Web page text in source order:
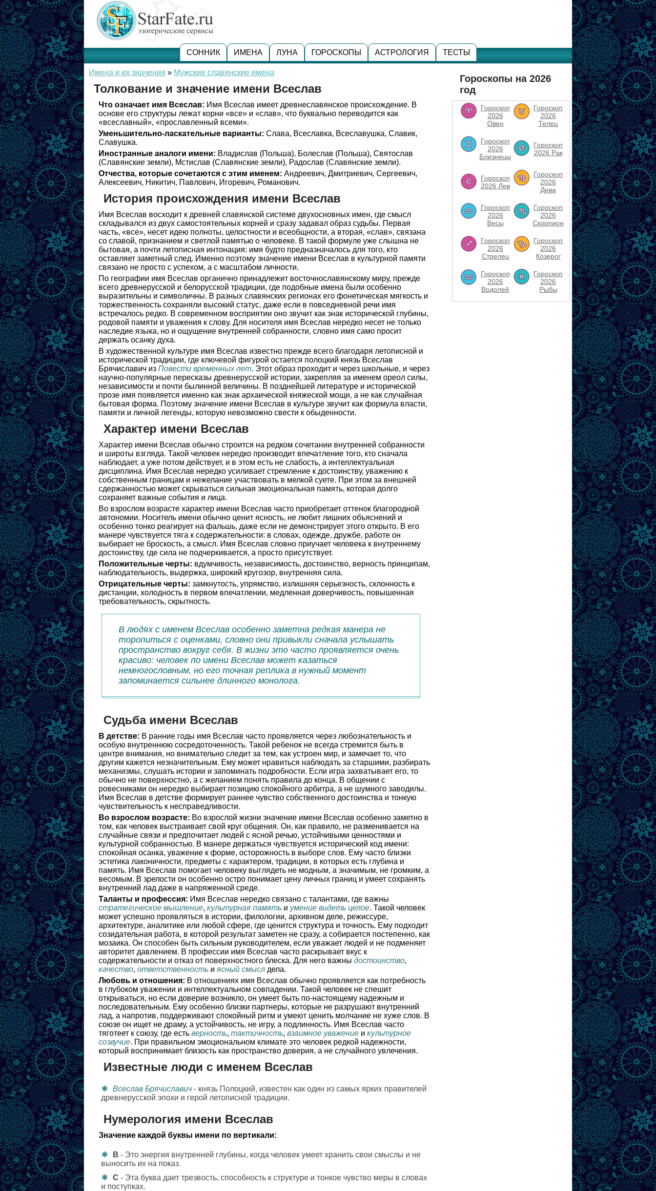
СОННИК ИМЕНА ЛУНА ГОРОСКОПЫ АСТРОЛОГИЯ ТЕСТЫ
Имена и их значения » Мужские славянские имена
Толкование и значение имени Всеслав
Что означает имя Всеслав: Имя Всеслав имеет древнеславянское происхождение. В
основе его структуры лежат корни «все» и «слав», что буквально переводится как
«всеславный», «прославленный всеми».
Уменьшительно-ласкательные варианты: Слава, Всеславка, Всеславушка, Славик,
Славушка.
Иностранные аналоги имени: Владислав (Польша), Болеслав (Польша), Святослав
(Славянские земли), Мстислав (Славянские земли), Радослав (Славянские земли).
Отчества, которые сочетаются с этим именем: Андреевич, Дмитриевич, Сергеевич,
Алексеевич, Никитич, Павлович, Игоревич, Романович.
История происхождения имени Всеслав
Имя Всеслав восходит к древней славянской системе двухосновных имен, где смысл
складывался из двух самостоятельных корней и сразу задавал образ судьбы. Первая
часть, «все», несет идею полноты, целостности и всеобщности, а вторая, «слав», связана
со славой, признанием и светлой памятью о человеке. В такой формуле уже слышна не
бытовая, а почти летописная интонация: имя будто предназначалось для того, кто
оставляет заметный след. Именно поэтому значение имени Всеслав в культурной памяти
связано не просто с успехом, а с масштабом личности.
По географии имя Всеслав органично принадлежит восточнославянскому миру, прежде
всего древнерусской и белорусской традиции, где подобные имена были особенно
выразительны и символичны. В разных славянских регионах его фонетическая мягкость и
торжественность сохраняли высокий статус, даже если в повседневной речи имя
встречалось редко. В современном восприятии оно звучит как знак исторической глубины,
родовой памяти и уважения к слову. Для носителя имя Всеслав нередко несет не только
наследие языка, но и ощущение внутренней собранности, словно имя само просит
держать осанку духа.
В художественной культуре имя Всеслав известно прежде всего благодаря летописной и
исторической традиции, где ключевой фигурой остается полоцкий князь Всеслав
Брячиславич из Повести временных лет. Этот образ проходит и через школьные, и через
научно-популярные пересказы древнерусской истории, закрепляя за именем ореол силы,
независимости и почти былинной величины. В позднейшей литературе и исторической
прозе имя появляется именно как знак архаической княжеской мощи, а не как случайная
бытовая форма. Поэтому значение имени Всеслав в культуре звучит как формула власти,
памяти и личной легенды, которую невозможно свести к обыденности.
Характер имени Всеслав
Характер имени Всеслав обычно строится на редком сочетании внутренней собранности
и широты взгляда. Такой человек нередко производит впечатление того, кто сначала
наблюдает, а уже потом действует, и в этом есть не слабость, а интеллектуальная
дисциплина. Имя Всеслав нередко усиливает стремление к достоинству, уважению к
собственным границам и нежелание участвовать в мелкой суете. При этом за внешней
сдержанностью может скрываться сильная эмоциональная память, которая долго
сохраняет важные события и лица.
Во взрослом возрасте характер имени Всеслав часто приобретает оттенок благородной
автономии. Носитель имени обычно ценит ясность, не любит лишних объяснений и
особенно тонко реагирует на фальшь, даже если не демонстрирует этого открыто. В его
манере чувствуется тяга к содержательности: в словах, одежде, дружбе, работе он
выбирает не броскость, а смысл. Имя Всеслав словно приучает человека к внутреннему
достоинству, где сила не подчеркивается, а просто присутствует.
Положительные черты: вдумчивость, независимость, достоинство, верность принципам,
наблюдательность, выдержка, широкий кругозор, внутренняя сила.
Отрицательные черты: замкнутость, упрямство, излишняя серьезность, склонность к
дистанции, холодность в первом впечатлении, медленная доверчивость, повышенная
требовательность, скрытность.
В людях с именем Всеслав особенно заметна редкая манера не
торопиться с оценками, словно они привыкли сначала услышать
пространство вокруг себя. В жизни это часто проявляется очень
красиво: человек по имени Всеслав может казаться
немногословным, но его точная реплика в нужный момент
запоминается сильнее длинного монолога.
Судьба имени Всеслав
В детстве: В ранние годы имя Всеслав часто проявляется через любознательность и
особую внутреннюю сосредоточенность. Такой ребенок не всегда стремится быть в
центре внимания, но внимательно следит за тем, как устроен мир, и замечает то, что
другим кажется незначительным. Ему может нравиться наблюдать за старшими, разбирать
механизмы, слушать истории и запоминать подробности. Если игра захватывает его, то
обычно не поверхностно, а с желанием понять правила до конца. В общении с
ровесниками он нередко выбирает позицию спокойного арбитра, а не шумного заводилы.
Имя Всеслав в детстве формирует раннее чувство собственного достоинства и тонкую
чувствительность к несправедливости.
Во взрослом возрасте: Во взрослой жизни значение имени Всеслав особенно заметно в
том, как человек выстраивает свой круг общения. Он, как правило, не разменивается на
случайные связи и предпочитает людей с ясной речью, устойчивыми ценностями и
культурной собранностью. В манере держаться чувствуется исторический код имени:
спокойная осанка, уважение к форме, осторожность в выборе слов. Ему часто близки
эстетика лаконичности, предметы с характером, традиции, в которых есть глубина и
память. Имя Всеслав помогает человеку выглядеть не модным, а значимым, не громким, а
весомым. В зрелости он особенно остро понимает цену личных границ и умеет сохранять
внутренний лад даже в напряженной среде.
Таланты и профессия: Имя Всеслав нередко связано с талантами, где важны
стратегическое мышление, культурная память и умение видеть целое. Такой человек
может успешно проявляться в истории, филологии, архивном деле, режиссуре,
архитектуре, аналитике или любой сфере, где ценится структура и точность. Ему подходит
созидательная работа, в которой результат заметен не сразу, а собирается постепенно, как
мозаика. Он способен быть сильным руководителем, если уважает людей и не подменяет
авторитет давлением. В профессии имя Всеслав часто раскрывает вкус к
содержательности и отказ от поверхностного блеска. Для него важны достоинство,
качество, ответственность и ясный смысл дела.
Любовь и отношения: В отношениях имя Всеслав обычно проявляется как потребность
в глубоком уважении и интеллектуальном совпадении. Такой человек не спешит
открываться, но если доверие возникло, он умеет быть по-настоящему надежным и
последовательным. Ему особенно близки партнеры, которые не разрушают внутренний
лад, а напротив, поддерживают спокойный ритм и умеют ценить молчание не хуже слов. В
союзе он ищет не драму, а устойчивость, не игру, а подлинность. Имя Всеслав часто
тяготеет к союзу, где есть верность, тактичность, взаимное уважение и культурное
созвучие. При правильном эмоциональном климате это человек редкой надежности,
который воспринимает близость как пространство доверия, а не случайного увлечения.
Известные люди с именем Всеслав
Всеслав Брячиславич - князь Полоцкий, известен как один из самых ярких правителей
древнерусской эпохи и герой летописной традиции.
Нумерология имени Всеслав
Значение каждой буквы имени по вертикали:
В - Это энергия внутренней глубины, когда человек умеет хранить свои смыслы и не
выносить их на показ.
С - Эта буква дает трезвость, способность к структуре и тонкое чувство меры в словах
и поступках.
Гороскопы на 2026
год
Гороскоп
2026
Овен
Гороскоп
2026
Телец
Гороскоп
2026
Близнецы
Гороскоп
2026 Рак
Гороскоп
2026 Лев
Гороскоп
2026
Дева
Гороскоп
2026
Весы
Гороскоп
2026
Скорпион
Гороскоп
2026
Стрелец
Гороскоп
2026
Козерог
Гороскоп
2026
Водолей
Гороскоп
2026
Рыбы